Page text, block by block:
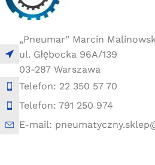
„Pneumar” Marcin
ul. Głębocka 96A/139
03-287 Warszawa
Telefon: 22 350 57 70
Telefon: 791 250 974
E-mail: